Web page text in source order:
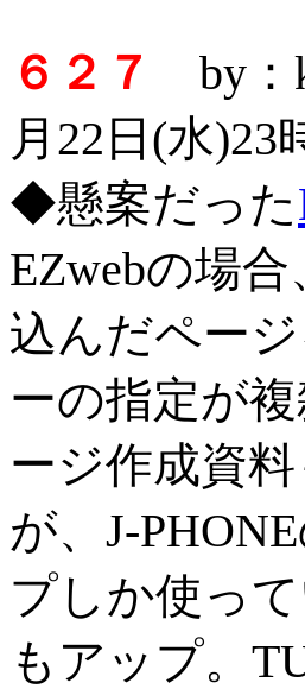
６２７
by：
月22日(水)23
◆懸案だった
EZwebの場
込んだペー
ーの指定が
ージ作成資
が、J-
プしか使っ
もアップ。